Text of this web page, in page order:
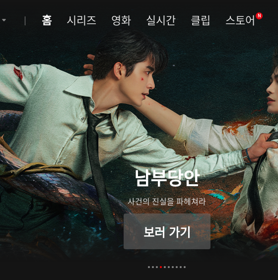
홈 시리즈 영화 실시간 클립 스토어 N
남부당안
사건의 진실을 파헤쳐라
보러 가기